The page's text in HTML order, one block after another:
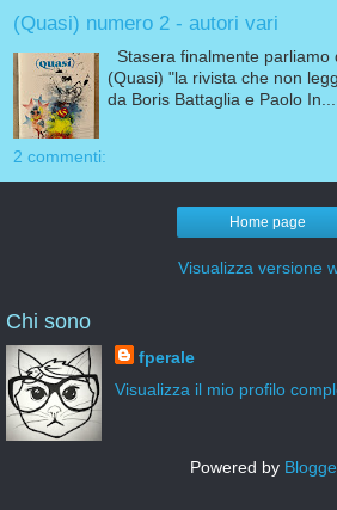
(Quasi) numero 2 - autori vari
Stasera finalmente parliamo
(Quasi) "la rivista che non
da Boris Battaglia e Paolo In...
2 commenti:
Home page
Visualizza versione
Chi sono
fperale
Visualizza il mio profilo
Powered by